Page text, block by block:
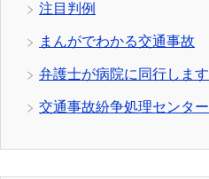
注目判例
まんがでわかる交通事故
弁護士が病院に同行します
交通事故紛争処理センター